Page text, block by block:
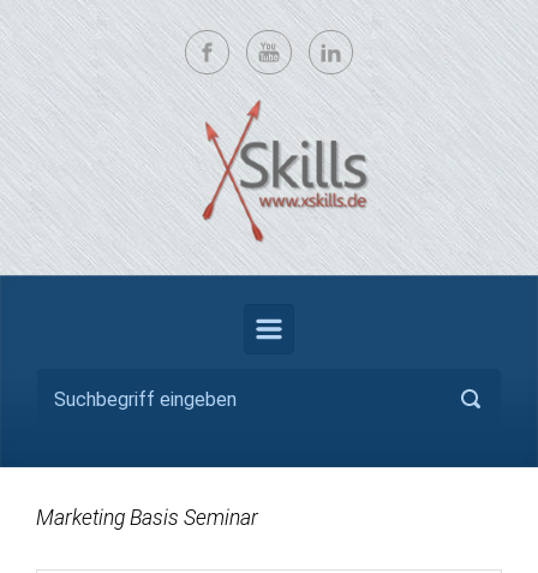
Zum Hauptinhalt springen
Marketing Basis Seminar